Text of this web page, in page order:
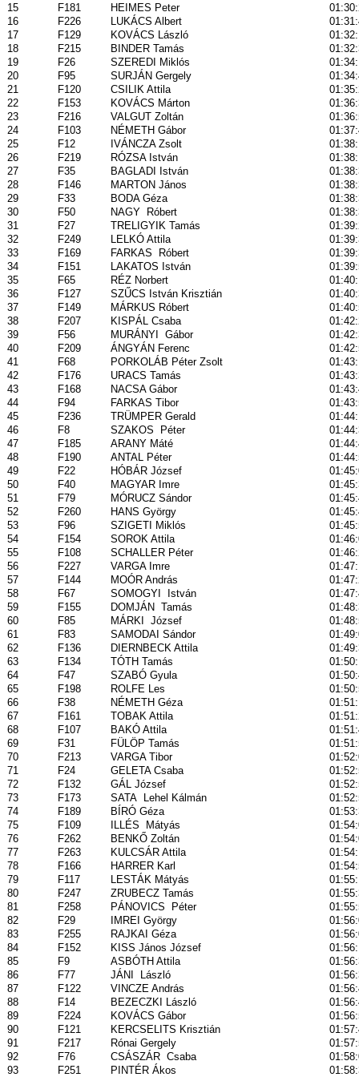
15 F181 HEIMES Peter
16
F226 LUKÁCS Albert
17
F129 KOVÁCS László
18
F215 BINDER Tamás
19
F26 SZEREDI Miklós
20
F95 SURJÁN Gergely
21
F120 CSILIK Attila
22
F153 KOVÁCS Márton
23
F216 VALGUT Zoltán
24
F103 NÉMETH Gábor
25
F12 IVÁNCZA Zsolt
26
F219 RÓZSA István
27
F35 BAGLADI István
28
F146 MARTON János
29
F33 BODA Géza
30
F50 NAGY Róbert
31
F27 TRELIGYIK Tamás
32
F249 LELKÓ Attila
33
F169 FARKAS Róbert
34
F151 LAKATOS István
35
F65 RÉZ Norbert
36
F127 SZŰCS István Krisztián
37
F149 MÁRKUS Róbert
38
F207 KISPÁL Csaba
39
F56 MURÁNYI Gábor
40
F209 ÁNGYÁN Ferenc
41
F68 PORKOLÁB Péter Zsolt
42
F176 URACS Tamás
43
F168 NACSA Gábor
44
F94 FARKAS Tibor
45
F236 TRÜMPER Gerald
46
F8 SZAKOS Péter
47
F185 ARANY Máté
48
F190 ANTAL Péter
49
F22 HÓBÁR József
50
F40 MAGYAR Imre
51
F79 MÓRUCZ Sándor
52
F260 HANS György
53
F96 SZIGETI Miklós
54
F154 SOROK Attila
55
F108 SCHALLER Péter
56
F227 VARGA Imre
57
F144 MOÓR András
58
F67 SOMOGYI István
59
F155 DOMJÁN Tamás
60
F85 MÁRKI József
61
F83 SAMODAI Sándor
62
F136 DIERNBECK Attila
63
F134 TÓTH Tamás
64
F47 SZABÓ Gyula
65
F198 ROLFE Les
66
F38 NÉMETH Géza
67
F161 TOBAK Attila
68
F107 BAKÓ Attila
69
F31 FÜLÖP Tamás
70
F213 VARGA Tibor
71
F24 GELETA Csaba
72
F132 GÁL József
73
F173 SATA Lehel Kálmán
74
F189 BÍRÓ Géza
75
F109 ILLÉS Mátyás
76
F262 BENKŐ Zoltán
77
F263 KULCSÁR Attila
78
F166 HARRER Karl
79
F117 LESTÁK Mátyás
80
F247 ZRUBECZ Tamás
81
F258 PÁNOVICS Péter
82
F29 IMREI György
83
F255 RAJKAI Géza
84
F152 KISS János József
85
F9 ASBÓTH Attila
86
F77 JÁNI László
87
F122 VINCZE András
88
F14 BEZECZKI László
89
F224 KOVÁCS Gábor
90
F121 KERCSELITS Krisztián
91
F217 Rónai Gergely
92
F76 CSÁSZÁR Csaba
93
F251 PINTÉR Ákos